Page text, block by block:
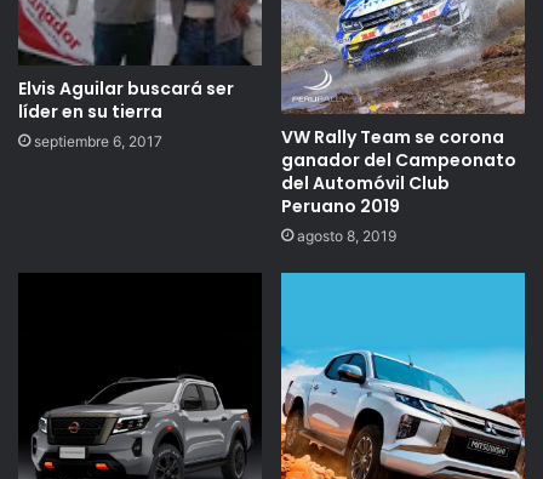
Elvis Aguilar buscará ser
líder en su tierra
septiembre 6, 2017
VW Rally Team se corona
ganador del Campeonato
del Automóvil Club
Peruano 2019
agosto 8, 2019